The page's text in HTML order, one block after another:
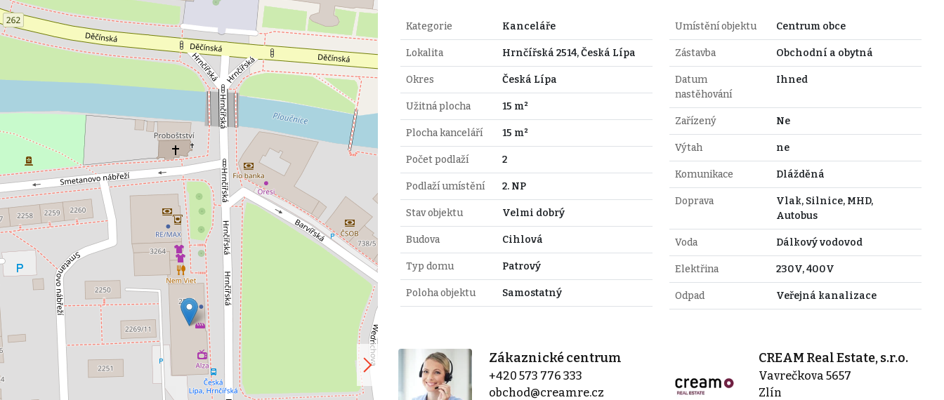
Kategorie Kanceláře
Lokalita Hrnčířská 2514, Česká Lípa
Okres Česká Lípa
Užitná plocha 15 m²
Plocha kanceláří 15 m²
Počet podlaží 2
Podlaží umístění 2. NP
Stav objektu Velmi dobrý
Budova Cihlová
Typ domu Patrový
Poloha objektu Samostatný
Umístění objektu Centrum obce
Zástavba Obchodní a obytná
Datum
nastěhování
Ihned
Zařízený Ne
Výtah ne
Komunikace Dlážděná
Doprava
Vlak, Silnice, MHD,
Autobus
Voda Dálkový vodovod
Elektřina 230V, 400V
Odpad Veřejná kanalizace
Zákaznické centrum
+420 573 776 333
obchod@creamre.cz
CREAM Real Estate, s.r.o.
Vavrečkova 5657
Zlín